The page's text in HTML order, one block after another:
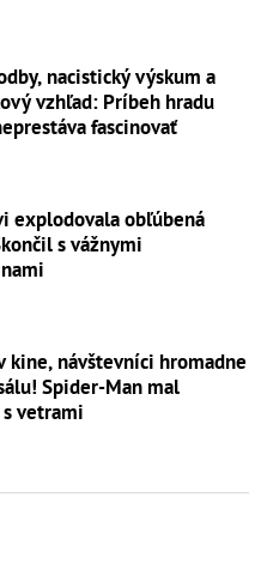
nacistický výskum a
vzhľad: Príbeh hradu
fascinovať
explodovala obľúbená
s vážnymi
kine, návštevníci hromadne
Spider-Man mal
vetrami